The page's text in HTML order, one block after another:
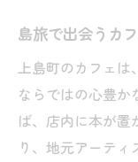
島旅で出会うカ
上島町のカフェは
ならではの心豊か
ば、店内に本が
り、地元アーテ